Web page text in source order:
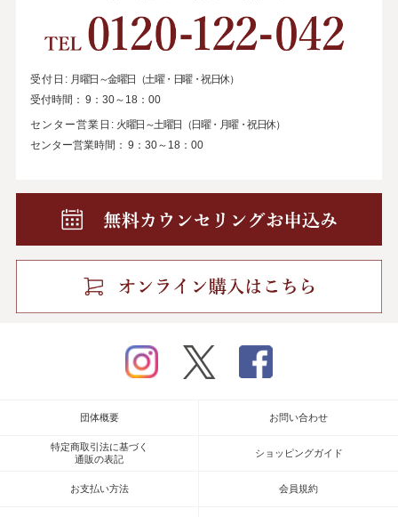
受付日: 月曜日～金曜日（土曜・日曜・祝日休）
受付時間： 9：30～18：00
センター営業日: 火曜日～土曜日（日曜・月曜・祝日休）
センター営業時間： 9：30～18：00
instagram
団体概要 お問い合わせ
特定商取引法に基づく
通販の表記
ショッピングガイド
お支払い方法 会員規約